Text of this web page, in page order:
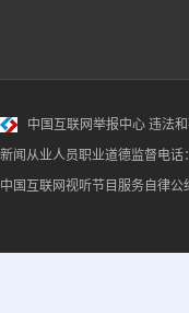
中国互联网举报中心 违法
新闻从业人员职业道德监督电
中国互联网视听节目服务自律公